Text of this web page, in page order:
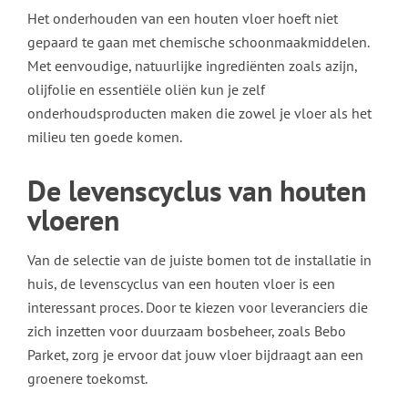
Het onderhouden van een houten vloer hoeft niet
gepaard te gaan met chemische schoonmaakmiddelen.
Met eenvoudige, natuurlijke ingrediënten zoals azijn,
olijfolie en essentiële oliën kun je zelf
onderhoudsproducten maken die zowel je vloer als het
milieu ten goede komen.
De levenscyclus van houten
vloeren
Van de selectie van de juiste bomen tot de installatie in
huis, de levenscyclus van een houten vloer is een
interessant proces. Door te kiezen voor leveranciers die
zich inzetten voor duurzaam bosbeheer, zoals Bebo
Parket, zorg je ervoor dat jouw vloer bijdraagt aan een
groenere toekomst.